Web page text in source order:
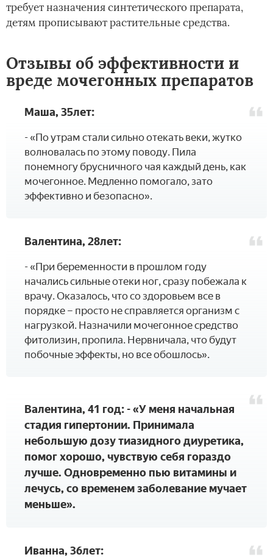
требует назначения синтетического препарата,
детям прописывают растительные средства.
Отзывы об эффективности и
вреде мочегонных препаратов
Маша, 35лет:
- «По утрам стали сильно отекать веки, жутко
волновалась по этому поводу. Пила
понемногу брусничного чая каждый день, как
мочегонное. Медленно помогало, зато
эффективно и безопасно».
Валентина, 28лет:
- «При беременности в прошлом году
начались сильные отеки ног, сразу побежала к
врачу. Оказалось, что со здоровьем все в
порядке – просто не справляется организм с
нагрузкой. Назначили мочегонное средство
фитолизин, пропила. Нервничала, что будут
побочные эффекты, но все обошлось».
Валентина, 41 год: - «У меня начальная
стадия гипертонии. Принимала
небольшую дозу тиазидного диуретика,
помог хорошо, чувствую себя гораздо
лучше. Одновременно пью витамины и
лечусь, со временем заболевание мучает
меньше».
Иванна, 36лет: